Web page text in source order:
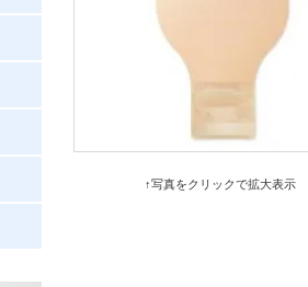
↑写真をクリックで拡大表示